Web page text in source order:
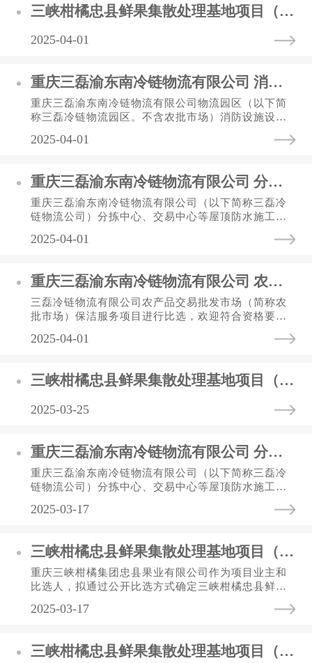
三峡柑橘忠县鲜果集散处理基地项目（渝东北农副产品及进出口肉类冷链加工集配中心一期）月台雨棚工程 中标（选）结果公告表）
2025-04-01
重庆三磊渝东南冷链物流有限公司 消防设施设备维保单位比选公告
重庆三磊渝东南冷链物流有限公司物流园区（以下简
称三磊冷链物流园区。不含农批市场）消防设施设备
次比选。一、项目情况1....
2025-04-01
重庆三磊渝东南冷链物流有限公司 分拣中心等屋顶防水施工比选公告
重庆三磊渝东南冷链物流有限公司（以下简称三磊冷
链物流公司）分拣中心、交易中心等屋顶防水施工项
选。一、项目情况（一）项...
2025-04-01
重庆三磊渝东南冷链物流有限公司 农批市场保洁服务项目比选公告
三磊冷链物流有限公司农产品交易批发市场（简称农
批市场）保洁服务项目进行比选，欢迎符合资格要求
称：三磊冷链物流有限公司...
2025-04-01
三峡柑橘忠县鲜果集散处理基地项目（渝东北农副产品及进出口肉类冷链加工集配中心一期）柑橘鲜果半自动包装流水线采购项目 中标（选）结果公告表）
2025-03-25
重庆三磊渝东南冷链物流有限公司 分拣中心等屋顶防水施工比选公告
重庆三磊渝东南冷链物流有限公司（以下简称三磊冷
链物流公司）分拣中心、交易中心等屋顶防水施工项
选。一、项目情况（一）项...
2025-03-17
三峡柑橘忠县鲜果集散处理基地项目（渝东北农副产品及进出口肉类冷链加工集配中心一期）柑橘鲜果半自动包装流水线采购项目 招标公告
重庆三峡柑橘集团忠县果业有限公司作为项目业主和
比选人，拟通过公开比选方式确定三峡柑橘忠县鲜果
链加工集配中心一期）柑...
2025-03-17
三峡柑橘忠县鲜果集散处理基地项目（渝东北农副产品及进出口肉类冷链加工集配中心一期）月台雨棚工程 招标公告